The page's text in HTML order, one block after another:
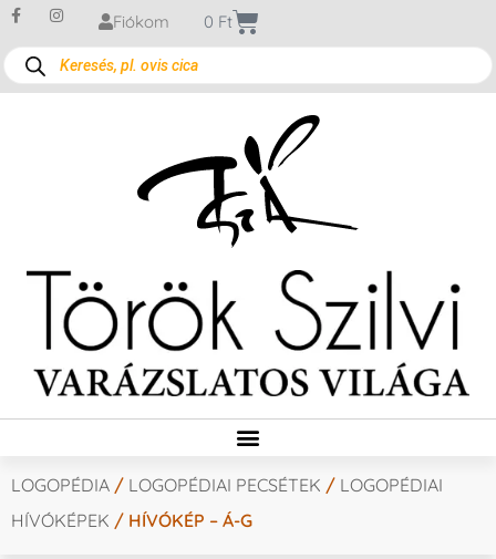
Fiókom 0 Ft
LOGOPÉDIA / LOGOPÉDIAI PECSÉTEK / LOGOPÉDIAI
HÍVÓKÉPEK / HÍVÓKÉP – Á-G